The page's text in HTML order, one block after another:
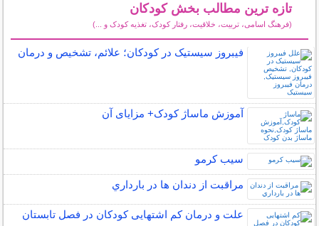
تازه ترین مطالب بخش کودکان
(فرهنگ اسامی، تربیت، خلاقیت، رفتار کودک، تغذیه کودک و ...)
فیبروز سیستیک در کودکان؛ علائم، تشخیص و درمان
آموزش ماساژ کودک+ مزایای آن
سیب کرمو
مراقبت از دندان‌ ها در بارداري
علت و درمان کم اشتهایی کودکان در فصل تابستان